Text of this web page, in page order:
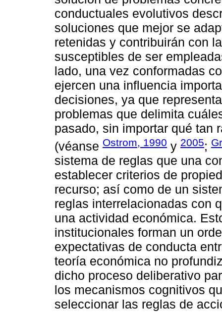
conductuales evolutivos
soluciones que mejor se
retenidas y contribuirán con
susceptibles de ser
lado, una vez conformadas
ejercen una influencia
decisiones, ya que
problemas que delimita
pasado, sin importar qué tan
(véanse Ostrom, 1990 y 2005;
sistema de reglas que una
establecer criterios de
recurso; así como de un
reglas interrelacionadas con
una actividad económica.
institucionales forman un
expectativas de conducta
teoría económica no
dicho proceso deliberativo
los mecanismos cognitivos
seleccionar las reglas de